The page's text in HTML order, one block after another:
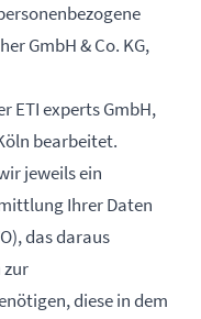
GmbH & Co. KG,
ETI experts GmbH,
bearbeitet.
jeweils ein
Ihrer Daten
das daraus
zur
diese in dem